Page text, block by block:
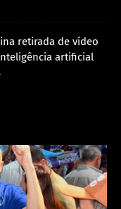
retirada de vídeo
artificial